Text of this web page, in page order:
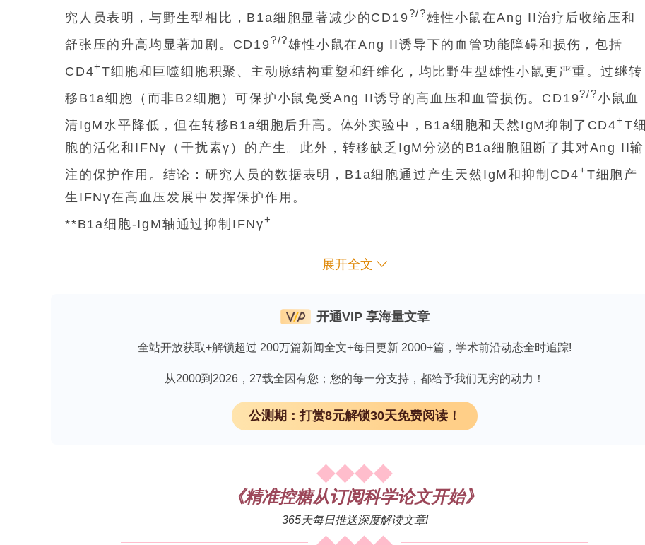
究人员表明，与野生型相比，B1a细胞显著减少的CD19?/?雄性小鼠在Ang II治疗后收缩压和
舒张压的升高均显著加剧。CD19?/?雄性小鼠在Ang II诱导下的血管功能障碍和损伤，包括
CD4+T细胞和巨噬细胞积聚、主动脉结构重塑和纤维化，均比野生型雄性小鼠更严重。过继转
移B1a细胞（而非B2细胞）可保护小鼠免受Ang II诱导的高血压和血管损伤。CD19?/?小鼠血
清IgM水平降低，但在转移B1a细胞后升高。体外实验中，B1a细胞和天然IgM抑制了CD4+T细
胞的活化和IFNγ（干扰素γ）的产生。此外，转移缺乏IgM分泌的B1a细胞阻断了其对Ang II输
注的保护作用。结论：研究人员的数据表明，B1a细胞通过产生天然IgM和抑制CD4+T细胞产
生IFNγ在高血压发展中发挥保护作用。
**B1a细胞-IgM轴通过抑制IFNγ+
免费下载《ADC药代动力学研究核心工具指南》
T细胞保护高血压：一项来自《Circulation Research》的论文解读**
2007年Guzik等人发现缺乏T细胞和B细胞的小鼠（Rag1?/?）对高血压和血管功能障碍具有保
关键作用。T细胞分泌IL-17a、IFNγ和TNFα等促炎细胞因子，最终改变血管、肾脏和心脏的
重塑、功能障碍和纤维化，参与血压调节。然而，B细胞在高血压中的作用仍不完全明确。虽
然临床研究将人类高血压与IgG和IgA水平升高相关联，动物实验也发现IgG和IgE在高血压中
增加，且IgE可通过激活肥大细胞促进高血压，但产生免疫球蛋白的B细胞及其他免疫球蛋白亚
展开全文
开通VIP 享海量文章
全站开放获取+解锁超过 200万篇新闻全文+每日更新 2000+篇，学术前沿动态全时追踪!
从2000到2026，27载全因有您；您的每一分支持，都给予我们无穷的动力！
公测期：打赏8元解锁30天免费阅读！